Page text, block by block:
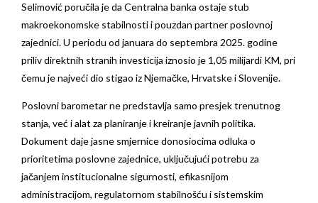
Selimović poručila je da Centralna banka ostaje stub
makroekonomske stabilnosti i pouzdan partner poslovnoj
zajednici. U periodu od januara do septembra 2025. godine
priliv direktnih stranih investicija iznosio je 1,05 milijardi KM, pri
čemu je najveći dio stigao iz Njemačke, Hrvatske i Slovenije.
Poslovni barometar ne predstavlja samo presjek trenutnog
stanja, već i alat za planiranje i kreiranje javnih politika.
Dokument daje jasne smjernice donosiocima odluka o
prioritetima poslovne zajednice, uključujući potrebu za
jačanjem institucionalne sigurnosti, efikasnijom
administracijom, regulatornom stabilnošću i sistemskim